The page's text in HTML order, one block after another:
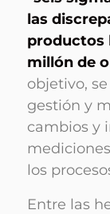
las
productos
millón de
objetivo,
gestión y
cambios y
los
Entre las